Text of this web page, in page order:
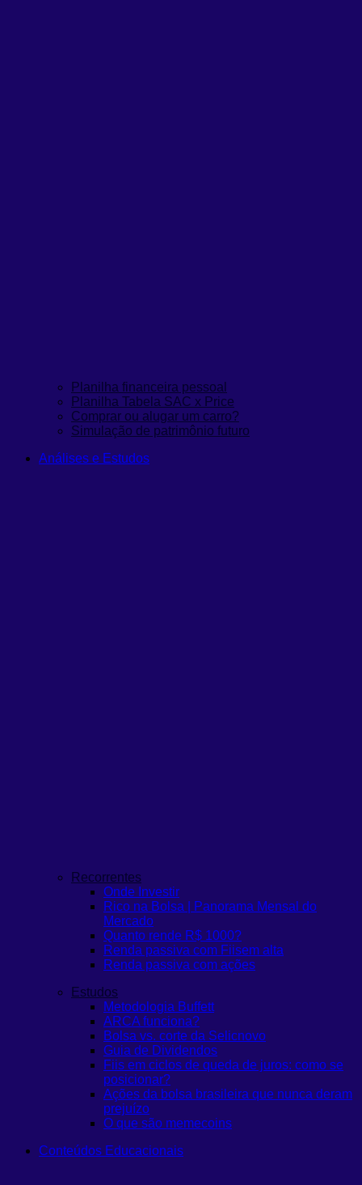
Planilha financeira pessoal
Planilha Tabela SAC x Price
Comprar ou alugar um carro?
Simulação de patrimônio futuro
Análises e Estudos
Recorrentes
Onde Investir
Rico na Bolsa | Panorama Mensal do
Mercado
Quanto rende R$ 1000?
Renda passiva com Fiisem alta
Renda passiva com ações
Estudos
Metodologia Buffett
ARCA funciona?
Bolsa vs. corte da Selicnovo
Guia de Dividendos
Fiis em ciclos de queda de juros: como se
posicionar?
Ações da bolsa brasileira que nunca deram
prejuízo
O que são memecoins
Conteúdos Educacionais